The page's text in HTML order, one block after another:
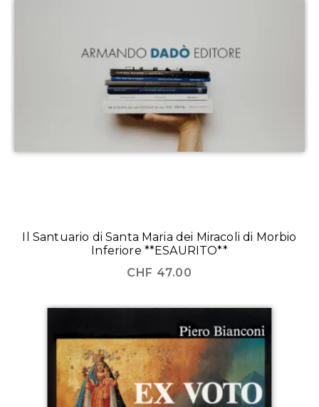
Il Santuario di Santa Maria dei Miracoli di Morbio
Inferiore **ESAURITO**
CHF 47.00